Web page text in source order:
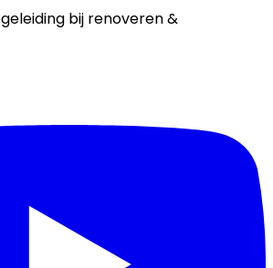
bij renoveren &